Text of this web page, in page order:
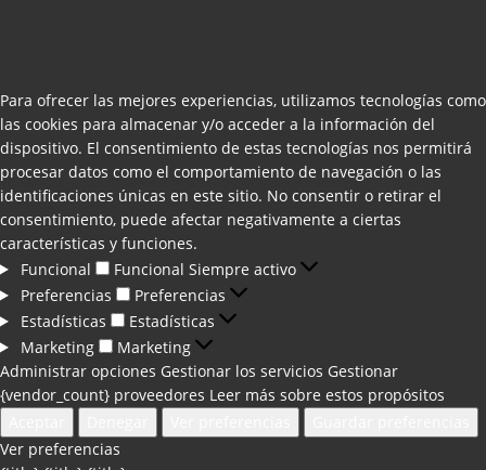
Para ofrecer las mejores experiencias, utilizamos tecnologías como
las cookies para almacenar y/o acceder a la información del
dispositivo. El consentimiento de estas tecnologías nos permitirá
procesar datos como el comportamiento de navegación o las
identificaciones únicas en este sitio. No consentir o retirar el
consentimiento, puede afectar negativamente a ciertas
características y funciones.
Funcional
Funcional Siempre activo
Preferencias
Preferencias
Estadísticas
Estadísticas
Marketing
Marketing
Administrar opciones Gestionar los servicios Gestionar
{vendor_count} proveedores Leer más sobre estos propósitos
Ver preferencias